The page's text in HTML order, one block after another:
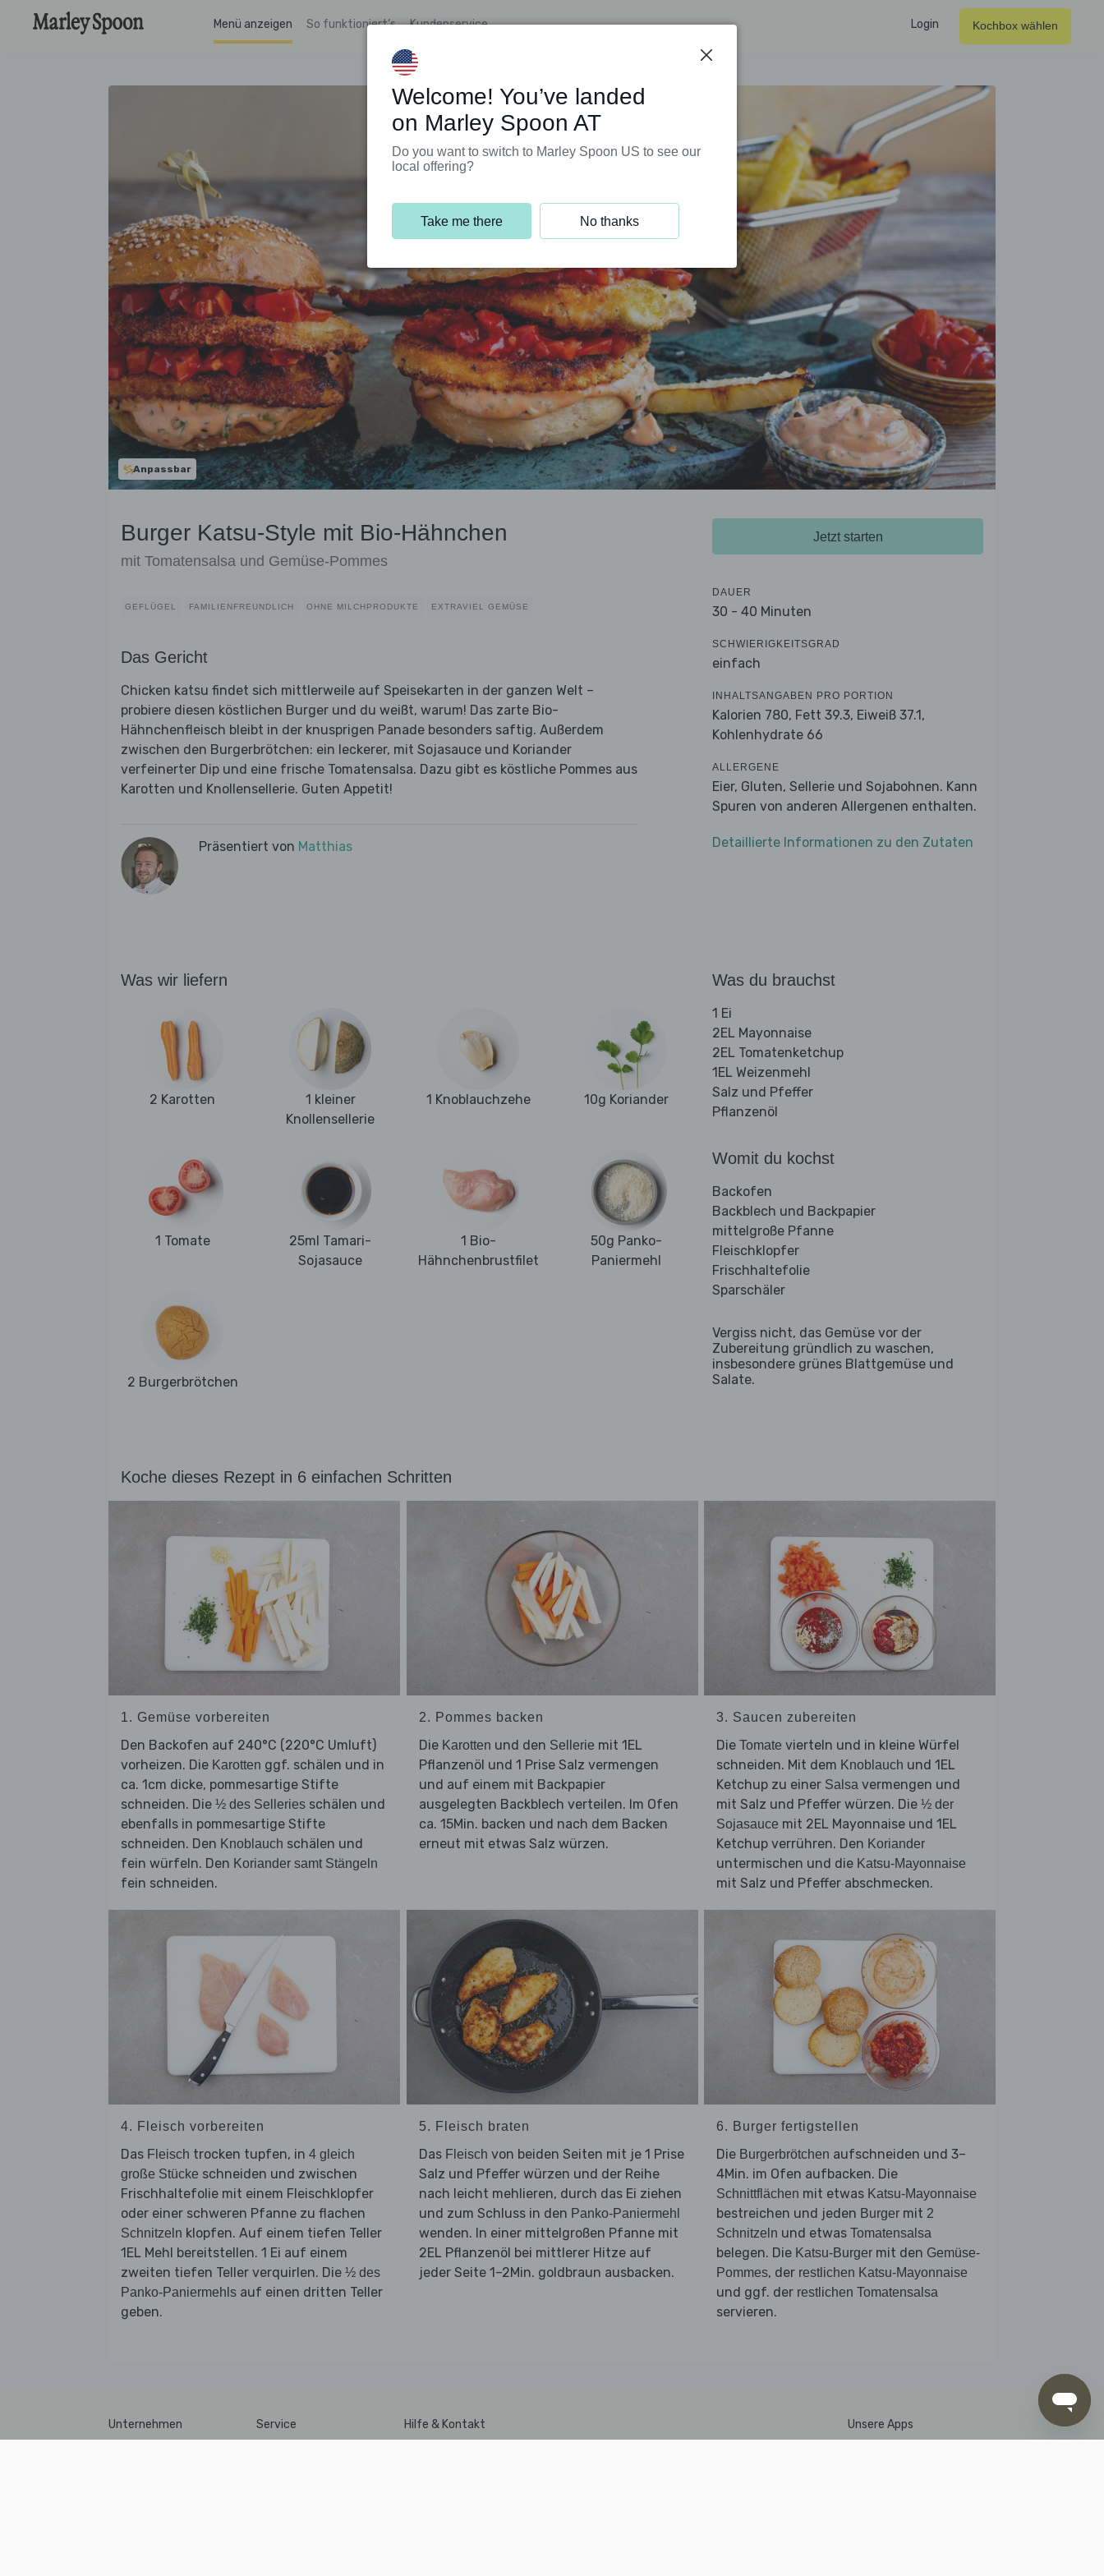
Menü anzeigen So funktioniert’s Kundenservice Login Kochbox wählen
Anpassbar
Burger Katsu-Style mit Bio-Hähnchen
mit Tomatensalsa und Gemüse-Pommes
GEFLÜGEL FAMILIENFREUNDLICH OHNE MILCHPRODUKTE EXTRAVIEL GEMÜSE
Das Gericht
Chicken katsu findet sich mittlerweile auf Speisekarten in der ganzen Welt –
probiere diesen köstlichen Burger und du weißt, warum! Das zarte Bio-
Hähnchenfleisch bleibt in der knusprigen Panade besonders saftig. Außerdem
zwischen den Burgerbrötchen: ein leckerer, mit Sojasauce und Koriander
verfeinerter Dip und eine frische Tomatensalsa. Dazu gibt es köstliche Pommes aus
Karotten und Knollensellerie. Guten Appetit!
Präsentiert von Matthias
Jetzt starten
DAUER
30 - 40 Minuten
SCHWIERIGKEITSGRAD
einfach
INHALTSANGABEN PRO PORTION
Kalorien 780, Fett 39.3, Eiweiß 37.1,
Kohlenhydrate 66
ALLERGENE
Eier, Gluten, Sellerie und Sojabohnen. Kann
Spuren von anderen Allergenen enthalten.
Detaillierte Informationen zu den Zutaten
Was wir liefern
2 Karotten
1 kleiner
Knollensellerie
1 Knoblauchzehe 10g Koriander
1 Tomate
25ml Tamari-
Sojasauce
1 Bio-
Hähnchenbrustfilet
50g Panko-
Paniermehl
2 Burgerbrötchen
Was du brauchst
1 Ei
2EL Mayonnaise
2EL Tomatenketchup
1EL Weizenmehl
Salz und Pfeffer
Pflanzenöl
Womit du kochst
Backofen
Backblech und Backpapier
mittelgroße Pfanne
Fleischklopfer
Frischhaltefolie
Sparschäler
Vergiss nicht, das Gemüse vor der
Zubereitung gründlich zu waschen,
insbesondere grünes Blattgemüse und
Salate.
Koche dieses Rezept in 6 einfachen Schritten
1. Gemüse vorbereiten
Den Backofen auf 240°C (220°C Umluft)
vorheizen. Die Karotten ggf. schälen und in
ca. 1cm dicke, pommesartige Stifte
schneiden. Die ½ des Selleries schälen und
ebenfalls in pommesartige Stifte
schneiden. Den Knoblauch schälen und
fein würfeln. Den Koriander samt Stängeln
fein schneiden.
2. Pommes backen
Die Karotten und den Sellerie mit 1EL
Pflanzenöl und 1 Prise Salz vermengen
und auf einem mit Backpapier
ausgelegten Backblech verteilen. Im Ofen
ca. 15Min. backen und nach dem Backen
erneut mit etwas Salz würzen.
3. Saucen zubereiten
Die Tomate vierteln und in kleine Würfel
schneiden. Mit dem Knoblauch und 1EL
Ketchup zu einer Salsa vermengen und
mit Salz und Pfeffer würzen. Die ½ der
Sojasauce mit 2EL Mayonnaise und 1EL
Ketchup verrühren. Den Koriander
untermischen und die Katsu-Mayonnaise
mit Salz und Pfeffer abschmecken.
4. Fleisch vorbereiten
Das Fleisch trocken tupfen, in 4 gleich
große Stücke schneiden und zwischen
Frischhaltefolie mit einem Fleischklopfer
oder einer schweren Pfanne zu flachen
Schnitzeln klopfen. Auf einem tiefen Teller
1EL Mehl bereitstellen. 1 Ei auf einem
zweiten tiefen Teller verquirlen. Die ½ des
Panko-Paniermehls auf einen dritten Teller
geben.
5. Fleisch braten
Das Fleisch von beiden Seiten mit je 1 Prise
Salz und Pfeffer würzen und der Reihe
nach leicht mehlieren, durch das Ei ziehen
und zum Schluss in den Panko-Paniermehl
wenden. In einer mittelgroßen Pfanne mit
2EL Pflanzenöl bei mittlerer Hitze auf
jeder Seite 1–2Min. goldbraun ausbacken.
6. Burger fertigstellen
Die Burgerbrötchen aufschneiden und 3–
4Min. im Ofen aufbacken. Die
Schnittflächen mit etwas Katsu-Mayonnaise
bestreichen und jeden Burger mit 2
Schnitzeln und etwas Tomatensalsa
belegen. Die Katsu-Burger mit den Gemüse-
Pommes, der restlichen Katsu-Mayonnaise
und ggf. der restlichen Tomatensalsa
servieren.
Unternehmen Service Hilfe & Kontakt Unsere Apps
Welcome! You’ve landed
on Marley Spoon AT
Do you want to switch to Marley Spoon US to see our
local offering?
Take me there No thanks